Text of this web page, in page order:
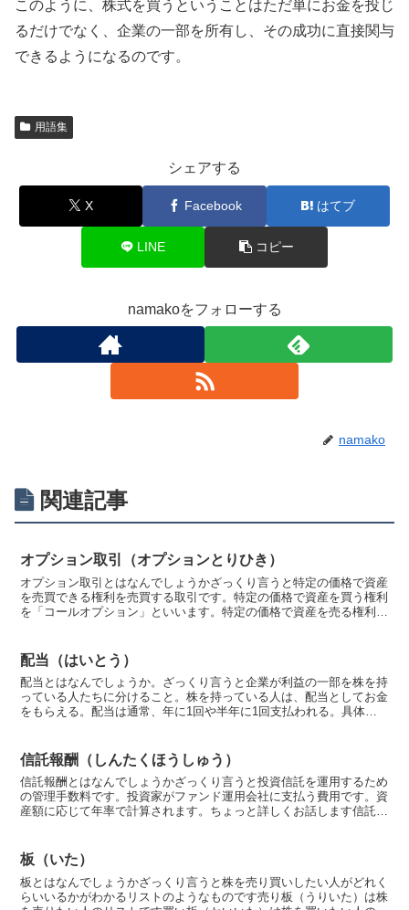
このように、株式を買うということはただ単にお金を投じ
るだけでなく、企業の一部を所有し、その成功に直接関与
できるようになるのです。
用語集
シェアする
X Facebook はてブ
LINE コピー
namakoをフォローする
namako
関連記事
オプション取引（オプションとりひき）
オプション取引とはなんでしょうかざっくり言うと特定の価格で資産
を売買できる権利を売買する取引です。特定の価格で資産を買う権利
を「コールオプション」といいます。特定の価格で資産を売る権利を
配当（はいとう）
配当とはなんでしょうか。ざっくり言うと企業が利益の一部を株を持
っている人たちに分けること。株を持っている人は、配当としてお金
をもらえる。配当は通常、年に1回や半年に1回支払われる。具体的
信託報酬（しんたくほうしゅう）
信託報酬とはなんでしょうかざっくり言うと投資信託を運用するため
の管理手数料です。投資家がファンド運用会社に支払う費用です。資
産額に応じて年率で計算されます。ちょっと詳しくお話します信託報
板（いた）
板とはなんでしょうかざっくり言うと株を売り買いしたい人がどれく
らいいるかがわかるリストのようなものです売り板（うりいた）は株